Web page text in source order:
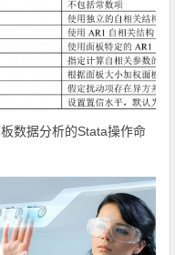
数据分析的Stata操作命